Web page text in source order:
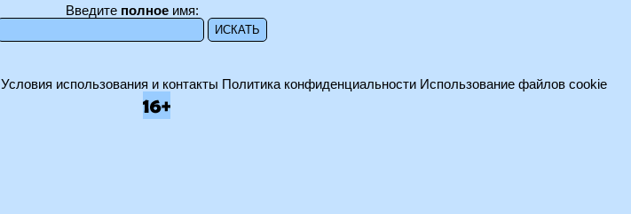
Введите полное имя:
Условия использования и контакты Политика конфиденциальности Использование файлов cookie